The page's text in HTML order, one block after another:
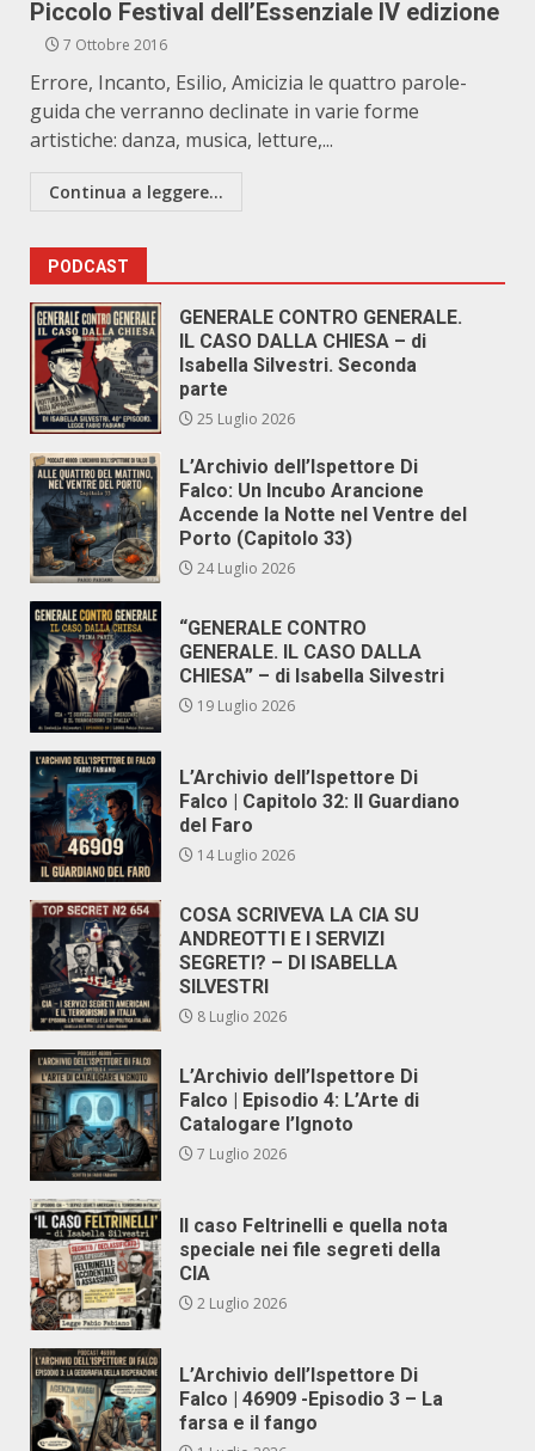
Piccolo Festival dell’Essenziale IV edizione
7 Ottobre 2016
Errore, Incanto, Esilio, Amicizia le quattro parole-
guida che verranno declinate in varie forme
artistiche: danza, musica, letture,...
Continua a leggere...
PODCAST
GENERALE CONTRO GENERALE.
IL CASO DALLA CHIESA – di
Isabella Silvestri. Seconda
parte
25 Luglio 2026
L’Archivio dell’Ispettore Di
Falco: Un Incubo Arancione
Accende la Notte nel Ventre del
Porto (Capitolo 33)
24 Luglio 2026
“GENERALE CONTRO
GENERALE. IL CASO DALLA
CHIESA” – di Isabella Silvestri
19 Luglio 2026
L’Archivio dell’Ispettore Di
Falco | Capitolo 32: Il Guardiano
del Faro
14 Luglio 2026
COSA SCRIVEVA LA CIA SU
ANDREOTTI E I SERVIZI
SEGRETI? – DI ISABELLA
SILVESTRI
8 Luglio 2026
L’Archivio dell’Ispettore Di
Falco | Episodio 4: L’Arte di
Catalogare l’Ignoto
7 Luglio 2026
Il caso Feltrinelli e quella nota
speciale nei file segreti della
CIA
2 Luglio 2026
L’Archivio dell’Ispettore Di
Falco | 46909 -Episodio 3 – La
farsa e il fango